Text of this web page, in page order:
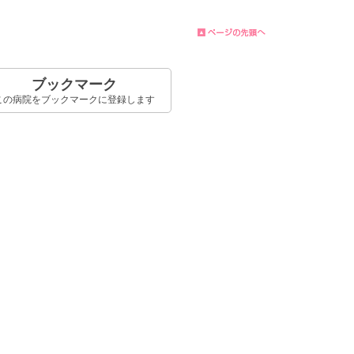
ブックマーク
の病院をブックマークに登録します